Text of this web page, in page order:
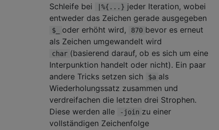
Schleife bei
|%{...} jeder Iteration, wobei
entweder das Zeichen gerade ausgegeben
$_ oder erhöht wird, 870 bevor es erneut
als Zeichen umgewandelt wird
char (basierend darauf, ob es sich um eine
Interpunktion handelt oder nicht). Ein paar
andere Tricks setzen sich
$a als
Wiederholungssatz zusammen und
verdreifachen die letzten drei Strophen.
Diese werden alle
-join zu einer
vollständigen Zeichenfolge